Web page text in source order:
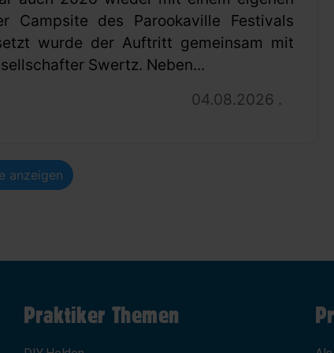
Campsite des Parookaville Festivals
wurde der Auftritt gemeinsam mit
Swertz. Neben...
04.08.2026 .
anzeigen
Praktiker Themen